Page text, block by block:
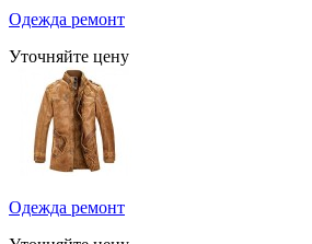
Одежда ремонт
Уточняйте цену
Одежда ремонт